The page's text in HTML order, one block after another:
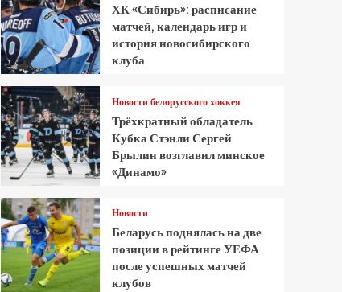
ХК «Сибирь»: расписание
матчей, календарь игр и
история новосибирского
клуба
Новости белорусского хоккея
Трёхкратный обладатель
Кубка Стэнли Сергей
Брылин возглавил минское
«Динамо»
Новости
Беларусь поднялась на две
позиции в рейтинге УЕФА
после успешных матчей
клубов